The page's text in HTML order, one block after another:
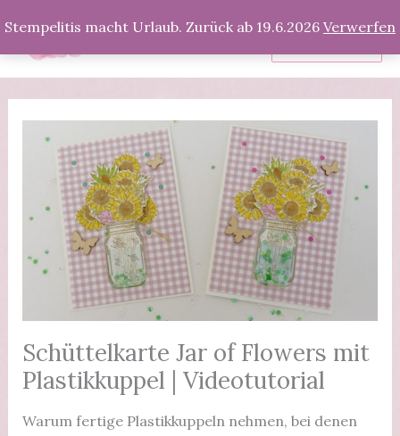
Stempelitis macht Urlaub. Zurück ab 19.6.2026 Verwerfen
Inhalt
springen
Produkte
Schüttelkarte Jar of Flowers mit
Plastikkuppel | Videotutorial
Warum fertige Plastikkuppeln nehmen, bei denen